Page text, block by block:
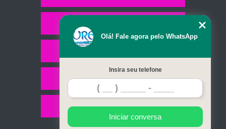
Contato
Mapa do site
Olá! Fale agora pelo WhatsApp
Insira seu telefone
Iniciar conversa